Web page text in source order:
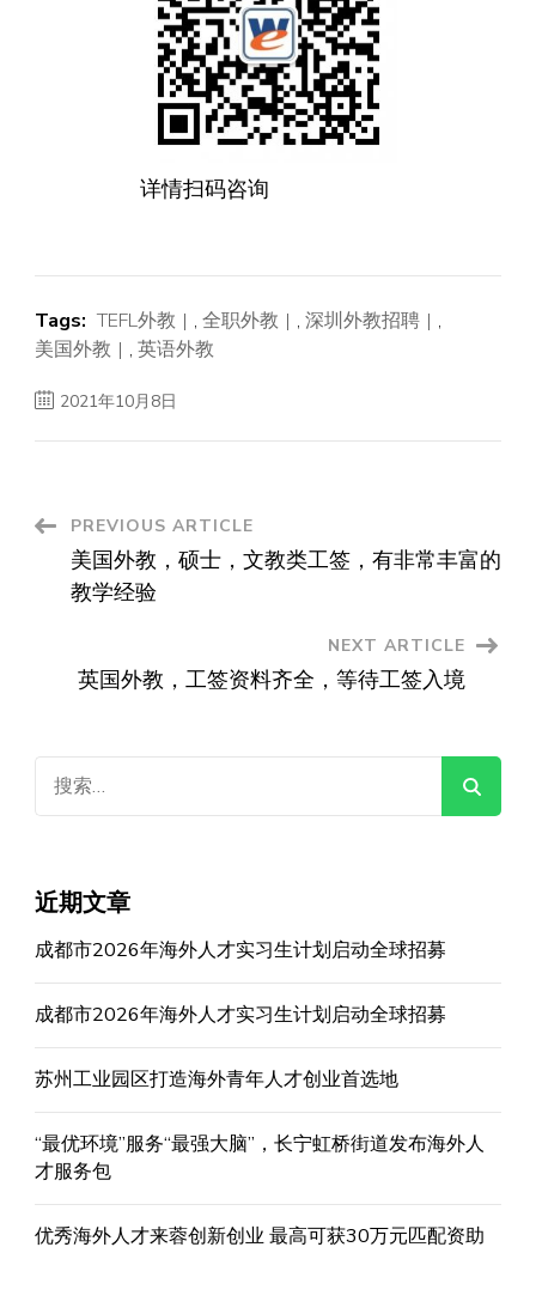
详情扫码咨询
Tags: TEFL外教 , 全职外教 , 深圳外教招聘
,
美国外教
, 英语外教
2021年10月8日
Post
Navigation
PREVIOUS ARTICLE
美国外教，硕士，文教类工签，有非常丰富的
教学经验
NEXT ARTICLE
英国外教，工签资料齐全，等待工签入境
索：
近期文章
成都市2026年海外人才实习生计划启动全球招募
成都市2026年海外人才实习生计划启动全球招募
苏州工业园区打造海外青年人才创业首选地
“最优环境”服务“最强大脑”，长宁虹桥街道发布海外人
才服务包
优秀海外人才来蓉创新创业 最高可获30万元匹配资助